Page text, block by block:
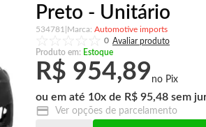
Preto - Unitário
534781
Automotive imports
0
Produto em: Estoque
R$ 954,89
10x R$ 95,48
Ver opções de parcelamento